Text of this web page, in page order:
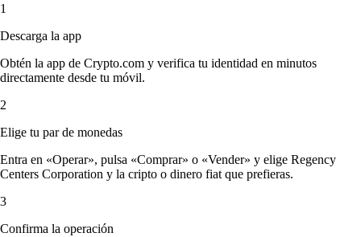
1
Descarga la app
Obtén la app de Crypto.com y verifica tu identidad en minutos
directamente desde tu móvil.
2
Elige tu par de monedas
Entra en «Operar», pulsa «Comprar» o «Vender» y elige Regency
Centers Corporation y la cripto o dinero fiat que prefieras.
3
Confirma la operación